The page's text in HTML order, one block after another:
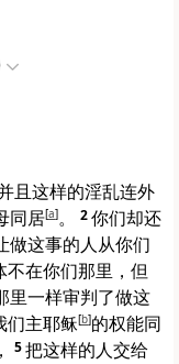
且这样的淫乱连外
同居[a]。 2你们却还
做这事的人从你们
在你们那里，但
里一样审判了做这
们主耶稣[b]的权能同
5把这样的人交给